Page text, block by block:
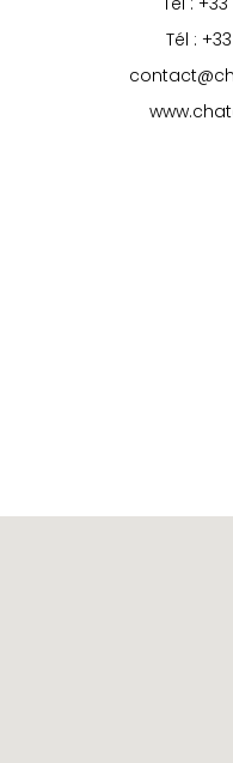
Tél :